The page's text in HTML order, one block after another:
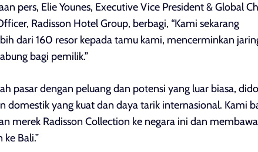
pers, Elie Younes, Executive Vice President & Global
Radisson Hotel Group, berbagi, “Kami sekarang
dari 160 resor kepada tamu kami, mencerminkan
bagi pemilik.”
pasar dengan peluang dan potensi yang luar biasa,
domestik yang kuat dan daya tarik internasional. Kami
merek Radisson Collection ke negara ini dan
Bali.”